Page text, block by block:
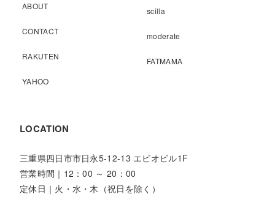
ABOUT
CONTACT
RAKUTEN
YAHOO
scilla
moderate
FATMAMA
LOCATION
三重県四日市市日永5-12-13 エビオビル1F
営業時間｜12：00 ～ 20：00
定休日｜火・水・木（祝日を除く）